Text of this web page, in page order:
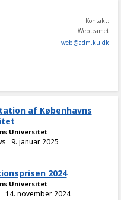
Kontakt:
Webteamet
web@adm.ku.dk
af Københavns
Universitet
9. januar 2025
2024
Universitet
14. november 2024